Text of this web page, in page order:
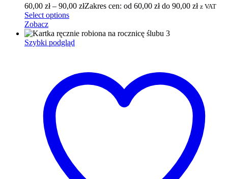
60,00 zł – 90,00 złZakres cen: od 60,00 zł do 90,00 zł z VAT
Select options
Zobacz
Szybki podgląd